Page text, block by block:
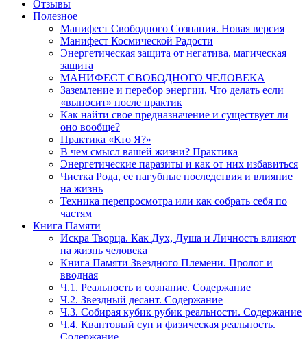
Отзывы
Полезное
Манифест Свободного Сознания. Новая версия
Манифест Космической Радости
Энергетическая защита от негатива, магическая
защита
МАНИФЕСТ СВОБОДНОГО ЧЕЛОВЕКА
Заземление и перебор энергии. Что делать если
«выносит» после практик
Как найти свое предназначение и существует ли
оно вообще?
Практика «Кто Я?»
В чем смысл вашей жизни? Практика
Энергетические паразиты и как от них избавиться
Чистка Рода, ее пагубные последствия и влияние
на жизнь
Техника перепросмотра или как собрать себя по
частям
Книга Памяти
Искра Творца. Как Дух, Душа и Личность влияют
на жизнь человека
Книга Памяти Звездного Племени. Пролог и
вводная
Ч.1. Реальность и сознание. Содержание
Ч.2. Звездный десант. Содержание
Ч.3. Собирая кубик рубик реальности. Содержание
Ч.4. Квантовый суп и физическая реальность.
Содержание